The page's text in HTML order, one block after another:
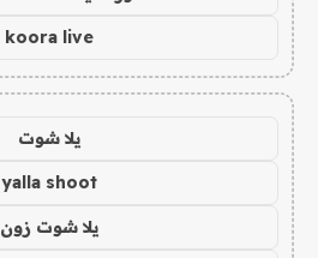
koora live
يلا شوت
yalla shoot
يلا شوت زون